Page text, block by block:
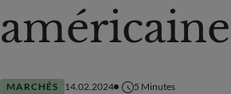
américaine
MARCHÉS 14.02.2024 5 Minutes